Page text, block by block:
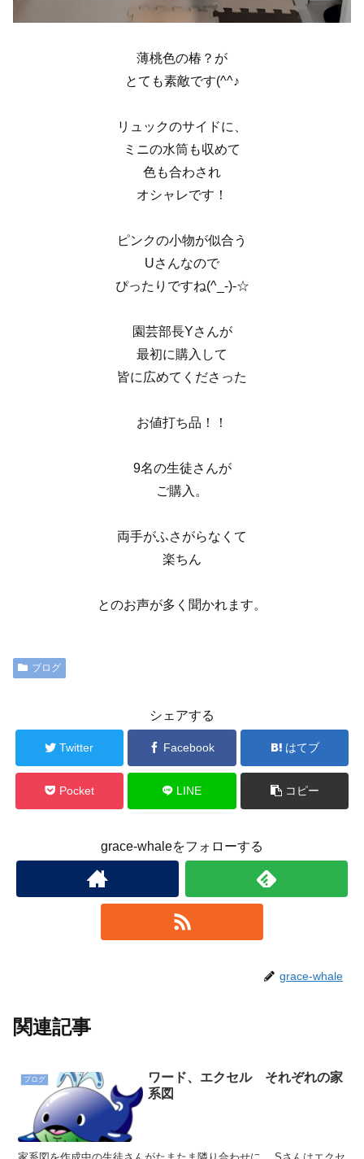
薄桃色の椿？が
とても素敵です(^^♪
リュックのサイドに、
ミニの水筒も収めて
色も合わされ
オシャレです！
ピンクの小物が似合う
Uさんなので
ぴったりですね(^_-)-☆
園芸部長Yさんが
最初に購入して
皆に広めてくださった
お値打ち品！！
9名の生徒さんが
ご購入。
両手がふさがらなくて
楽ちん
とのお声が多く聞かれます。
ブログ
シェアする
Twitter Facebook はてブ
Pocket LINE コピー
grace-whaleをフォローする
grace-whale
関連記事
ブログ
ワード、エクセル それぞれの家
系図